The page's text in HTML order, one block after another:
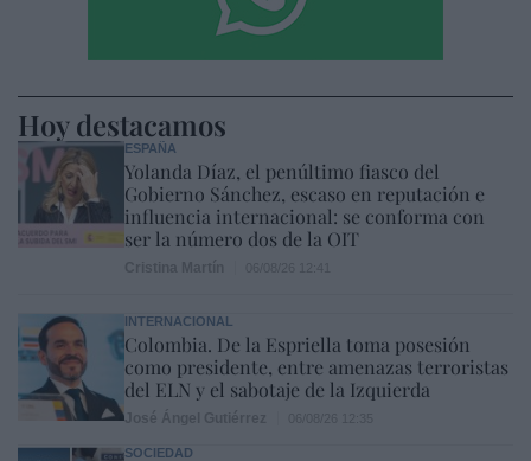
Hoy destacamos
ESPAÑA
Yolanda Díaz, el penúltimo fiasco del
Gobierno Sánchez, escaso en reputación e
influencia internacional: se conforma con
ser la número dos de la OIT
INTERNACIONAL
Colombia. De la Espriella toma posesión
como presidente, entre amenazas terroristas
del ELN y el sabotaje de la Izquierda
SOCIEDAD